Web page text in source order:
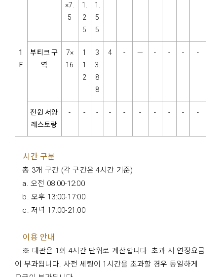
1
F
×7.
5
1.
2
5
1.
5
5
부티크 구
역
7×
16
1
1
2
3
3.
8
8
4 - － - - - -
전원 서양
레스토랑
- - - - - - - - - -
｜시간 구분
총 3개 구간 (각 구간은 4시간 기준)
a. 오전 08:00-12:00
b. 오후 13:00-17:00
c. 저녁 17:00-21:00
｜이용 안내
※ 대관은 1회 4시간 단위로 계산합니다. 초과 시 연장요금
이 부과됩니다. 사전 세팅이 1시간을 초과할 경우 동일하게